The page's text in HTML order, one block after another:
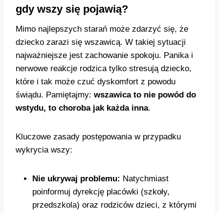
gdy wszy się pojawią?
Mimo najlepszych starań może zdarzyć się, że
dziecko zarazi się wszawicą. W takiej sytuacji
najważniejsze jest zachowanie spokoju. Panika i
nerwowe reakcje rodzica tylko stresują dziecko,
które i tak może czuć dyskomfort z powodu
świądu. Pamiętajmy: wszawica to nie powód do
wstydu, to choroba jak każda inna.
Kluczowe zasady postępowania w przypadku
wykrycia wszy:
Nie ukrywaj problemu: Natychmiast
poinformuj dyrekcję placówki (szkoły,
przedszkola) oraz rodziców dzieci, z którymi